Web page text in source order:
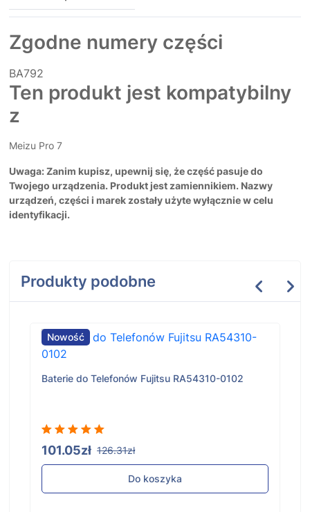
Zgodne numery części
BA792
Ten produkt jest kompatybilny
z
Meizu Pro 7
Uwaga: Zanim kupisz, upewnij się, że część pasuje do
Twojego urządzenia. Produkt jest zamiennikiem. Nazwy
urządzeń, części i marek zostały użyte wyłącznie w celu
identyfikacji.
Produkty podobne
Nowość
Baterie do Telefonów Fujitsu RA54310-0102
101.05zł 126.31zł
Do koszyka